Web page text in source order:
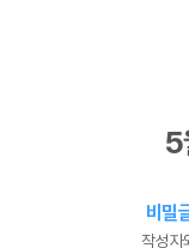
5
비밀
작성자